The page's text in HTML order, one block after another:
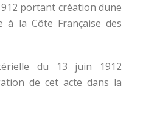
portant création dune
à la Côte Française des
du 13 juin 1912
de cet acte dans la